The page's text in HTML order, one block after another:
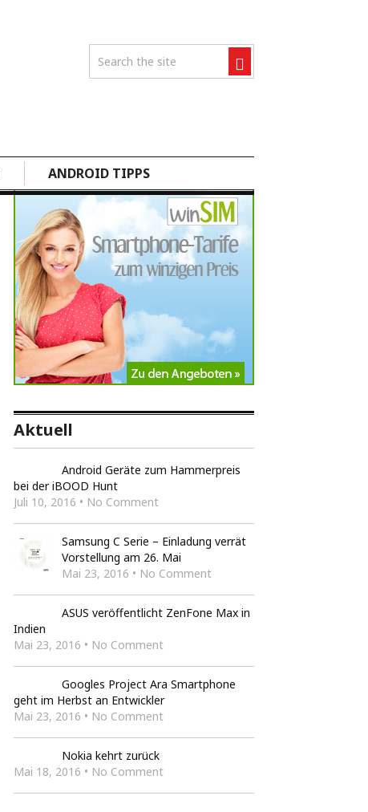
ANDROID TIPPS
Aktuell
Android Geräte zum Hammerpreis
bei der iBOOD Hunt
Juli 10, 2016 • No Comment
Samsung C Serie – Einladung verrät
Vorstellung am 26. Mai
Mai 23, 2016 • No Comment
ASUS veröffentlicht ZenFone Max in
Indien
Mai 23, 2016 • No Comment
Googles Project Ara Smartphone
geht im Herbst an Entwickler
Mai 23, 2016 • No Comment
Nokia kehrt zurück
Mai 18, 2016 • No Comment